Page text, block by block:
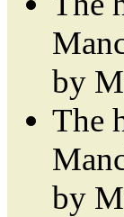
by
The
by